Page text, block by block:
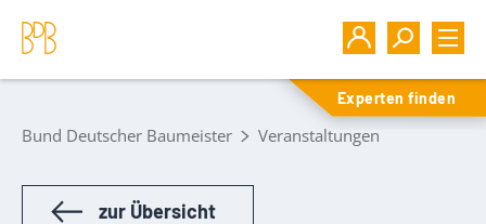
Experten finden
Bund Deutscher Baumeister Veranstaltungen
zur Übersicht